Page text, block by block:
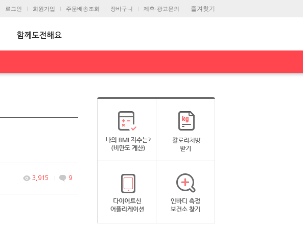
즐겨찾기
로그인 회원가입 주문배송조회 장바구니 제휴·광고문의
3,915 9